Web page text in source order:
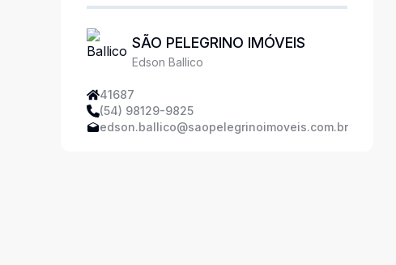
SÃO PELEGRINO IMÓVEIS
Edson Ballico
41687
(54) 98129-9825
edson.ballico@saopelegrinoimoveis.com.br